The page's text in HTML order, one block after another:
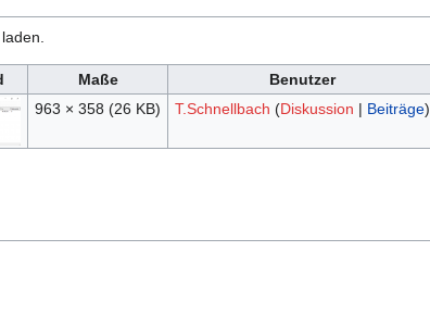
Maße Benutzer
963 × 358 (26 KB) T.Schnellbach (Diskussion | Beiträge)